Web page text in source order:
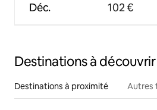
Déc. 102 €
Destinations à découvrir
Destinations à proximité Autres